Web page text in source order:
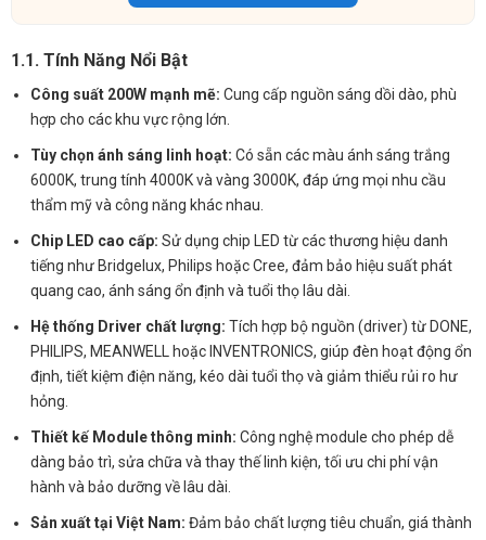
1.1. Tính Năng Nổi Bật
Công suất 200W mạnh mẽ: Cung cấp nguồn sáng dồi dào, phù
hợp cho các khu vực rộng lớn.
Tùy chọn ánh sáng linh hoạt: Có sẵn các màu ánh sáng trắng
6000K, trung tính 4000K và vàng 3000K, đáp ứng mọi nhu cầu
thẩm mỹ và công năng khác nhau.
Chip LED cao cấp: Sử dụng chip LED từ các thương hiệu danh
tiếng như Bridgelux, Philips hoặc Cree, đảm bảo hiệu suất phát
quang cao, ánh sáng ổn định và tuổi thọ lâu dài.
Hệ thống Driver chất lượng: Tích hợp bộ nguồn (driver) từ DONE,
PHILIPS, MEANWELL hoặc INVENTRONICS, giúp đèn hoạt động ổn
định, tiết kiệm điện năng, kéo dài tuổi thọ và giảm thiểu rủi ro hư
hỏng.
Thiết kế Module thông minh: Công nghệ module cho phép dễ
dàng bảo trì, sửa chữa và thay thế linh kiện, tối ưu chi phí vận
hành và bảo dưỡng về lâu dài.
Sản xuất tại Việt Nam: Đảm bảo chất lượng tiêu chuẩn, giá thành